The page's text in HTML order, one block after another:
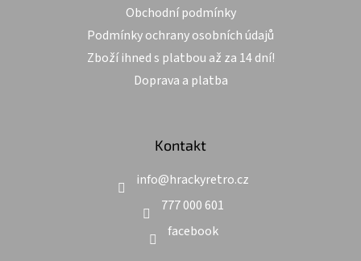
Obchodní podmínky
Podmínky ochrany osobních údajů
Zboží ihned s platbou až za 14 dní!
Doprava a platba
Kontakt
info@hrackyretro.cz
777 000 601
facebook